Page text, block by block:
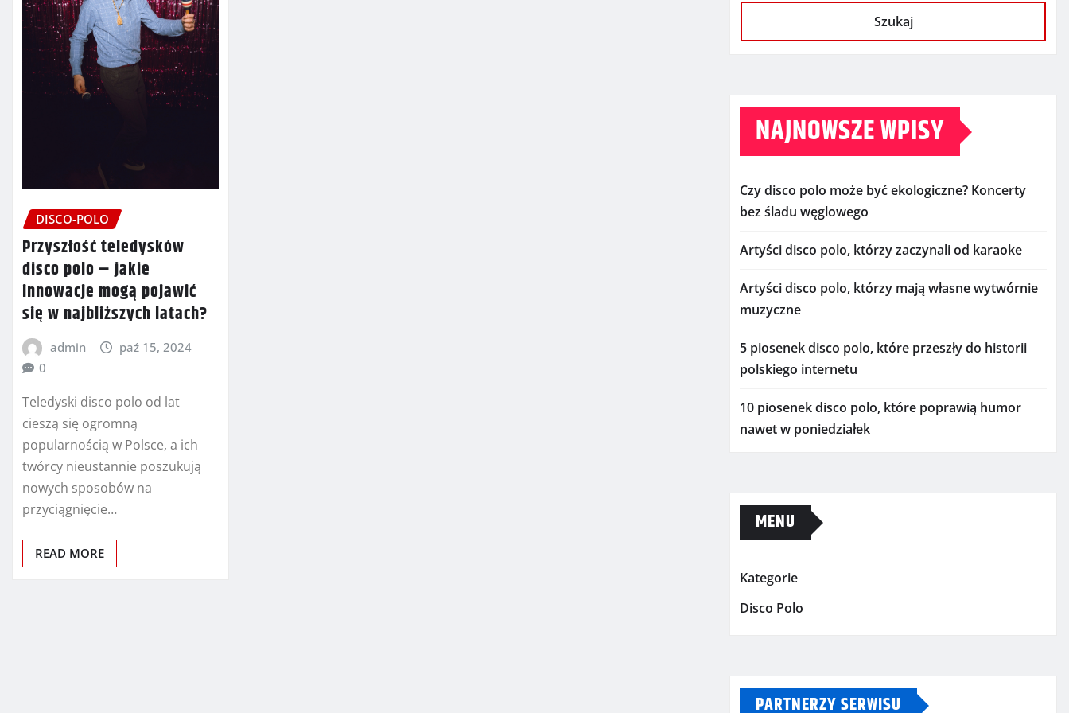
DISCO-POLO
Przyszłość teledysków
disco polo – jakie
innowacje mogą pojawić
się w najbliższych latach?
admin
paź 15, 2024
0
Teledyski disco polo od lat
cieszą się ogromną
popularnością w Polsce, a ich
twórcy nieustannie poszukują
nowych sposobów na
przyciągnięcie…
READ MORE
Szukaj
NAJNOWSZE WPISY
Czy disco polo może być ekologiczne? Koncerty
bez śladu węglowego
Artyści disco polo, którzy zaczynali od karaoke
Artyści disco polo, którzy mają własne wytwórnie
muzyczne
5 piosenek disco polo, które przeszły do historii
polskiego internetu
10 piosenek disco polo, które poprawią humor
nawet w poniedziałek
MENU
Kategorie
Disco Polo
PARTNERZY SERWISU